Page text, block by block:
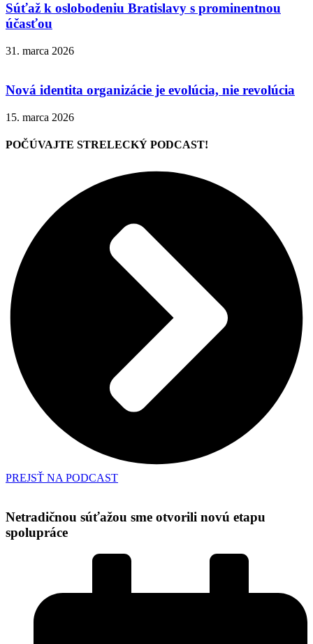
Súťaž k oslobodeniu Bratislavy s prominentnou
účasťou
31. marca 2026
Nová identita organizácie je evolúcia, nie revolúcia
15. marca 2026
POČÚVAJTE STRELECKÝ PODCAST!
PREJSŤ NA PODCAST
Netradičnou súťažou sme otvorili novú etapu
spolupráce